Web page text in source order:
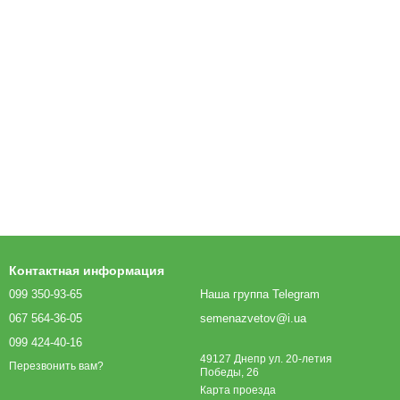
Контактная информация
099 350-93-65
067 564-36-05
099 424-40-16
Перезвонить вам?
Наша группа Telegram
semenazvetov@i.ua
49127 Днепр ул. 20-летия
Победы, 26
Карта проезда